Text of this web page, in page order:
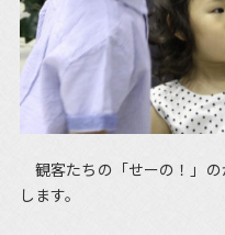
観客たちの「せーの！」
します。